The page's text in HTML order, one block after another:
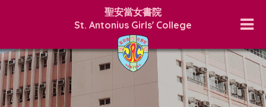
聖安當女書院
St. Antonius Girls' College